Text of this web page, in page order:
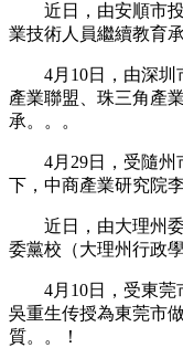
近日，由安順市投
業技術人員繼續教育
4月10日，由深圳
產業聯盟、珠三角產
承。。。
4月29日，受隨州
下，中商產業研究院
近日，由大理州委
委黨校（大理州行政
4月10日，受東莞
吳重生传授為東莞市
質。。！